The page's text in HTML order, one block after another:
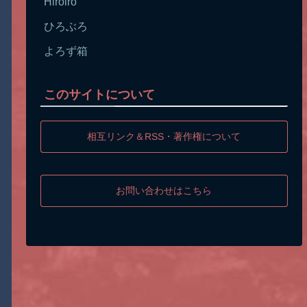
ひろぶろ
よろず箱
このサイトについて
相互リンク＆RSS・著作権について
お問い合わせはこちら